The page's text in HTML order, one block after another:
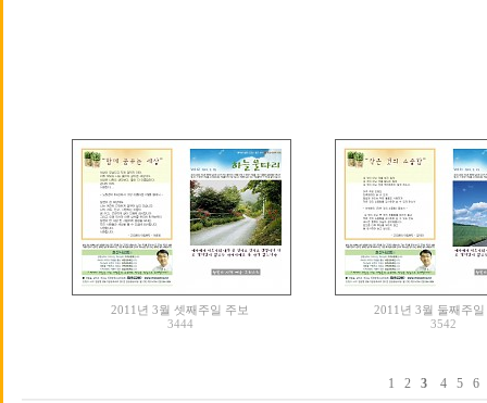
2011년 3월 셋째주일 주보
3444
2011년 3월 둘째주
3542
1 2 3 4 5 6